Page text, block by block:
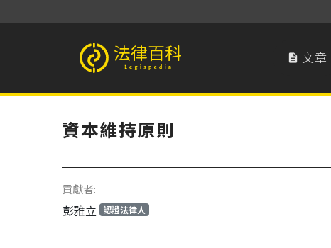
法律百科 Legispedia  文章
資本維持原則
貢獻者:
彭雅立 認證法律人